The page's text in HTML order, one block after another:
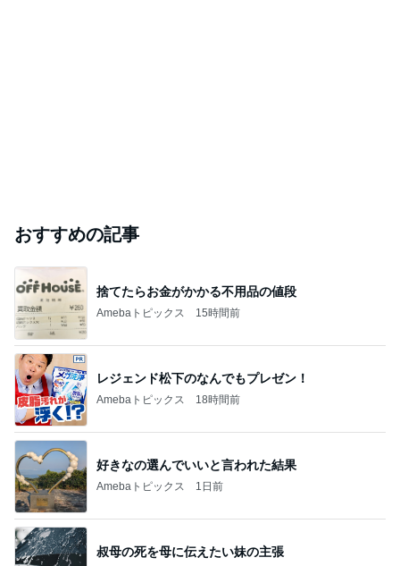
おすすめの記事
捨てたらお金がかかる不用品の値段
Amebaトピックス 15時間前
レジェンド松下のなんでもプレゼン！
Amebaトピックス 18時間前
好きなの選んでいいと言われた結果
Amebaトピックス 1日前
叔母の死を母に伝えたい妹の主張